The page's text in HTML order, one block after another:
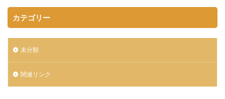
カテゴリー
未分類
関連リンク